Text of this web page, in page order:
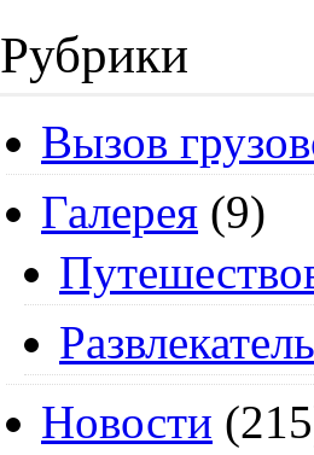
Рубрики
Вызов
Галерея (9)
Новости